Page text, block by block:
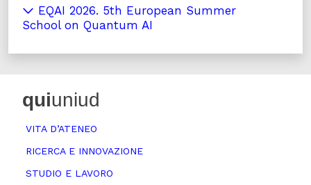
EQAI 2026. 5th European Summer
School on Quantum AI
quiuniud
VITA D’ATENEO
RICERCA E INNOVAZIONE
STUDIO E LAVORO